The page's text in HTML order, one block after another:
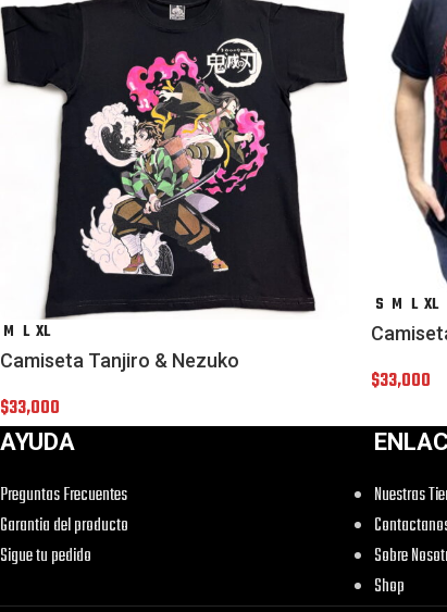
M L XL
Camiseta Tanjiro & Nezuko
$33,000
S M L XL
$33,000
AYUDA
Preguntas Frecuentes
Garantia del producto
Sigue tu pedido
Nuestras
Sobre
Shop